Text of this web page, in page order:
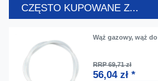
CZĘSTO KUPOWANE Z...
Wąż gazowy, wąż
RRP 69,71 zł
56,04 zł *